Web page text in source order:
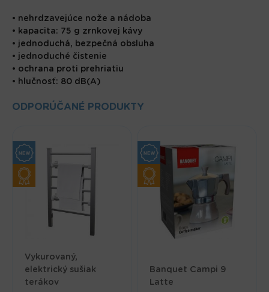
• nehrdzavejúce nože a nádoba
• kapacita: 75 g zrnkovej kávy
• jednoduchá, bezpečná obsluha
• jednoduché čistenie
• ochrana proti prehriatiu
• hlučnosť: 80 dB(A)
ODPORÚČANÉ PRODUKTY
Vykurovaný,
elektrický sušiak
terákov
Banquet Campi 9
Latte